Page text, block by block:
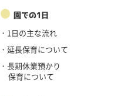
● 園での1日
・1日の主な流れ
・延長保育について
・長期休業預かり
保育について